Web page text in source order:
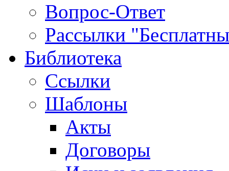
Вопрос-Ответ
Рассылки
Библиотека
Ссылки
Шаблоны
Акты
Договоры